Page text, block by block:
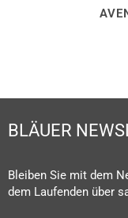
BLÄUER
Bleiben Sie mit dem
dem Laufenden über